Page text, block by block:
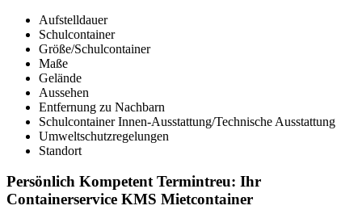
Aufstelldauer
Schulcontainer
Größe/Schulcontainer
Maße
Gelände
Aussehen
Entfernung zu Nachbarn
Schulcontainer Innen-Ausstattung/Technische Ausstattung
Umweltschutzregelungen
Standort
Persönlich Kompetent Termintreu: Ihr
Containerservice KMS Mietcontainer